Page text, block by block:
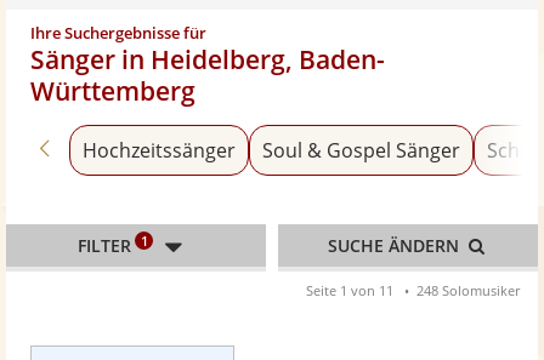
Ihre Suchergebnisse für
Sänger in Heidelberg, Baden-
Württemberg
Zurück zu «Live-Musiker»
Hochzeitssänger Soul & Gospel Sänger
FILTER 1 SUCHE ÄNDERN
Seite 1 von 11 248 Solomusiker